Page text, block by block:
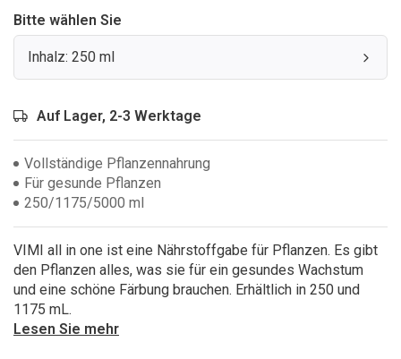
Bitte wählen Sie
Inhalz: 250 ml
Auf Lager, 2-3 Werktage
Vollständige Pflanzennahrung
Für gesunde Pflanzen
250/1175/5000 ml
VIMI all in one ist eine Nährstoffgabe für Pflanzen. Es gibt
den Pflanzen alles, was sie für ein gesundes Wachstum
und eine schöne Färbung brauchen. Erhältlich in 250 und
1175 mL.
Lesen Sie mehr